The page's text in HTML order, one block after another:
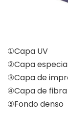
①Capa UV
②Capa
③Capa de
④Capa de fibra
⑤Fondo denso